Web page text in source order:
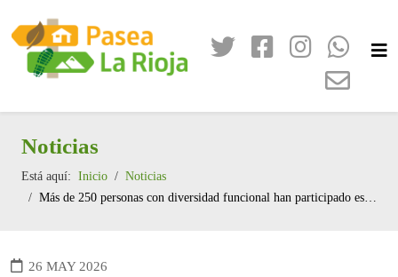
Noticias
Está aquí: Inicio
Noticias
Más de 250 personas con diversidad funcional han participado esta primavera en la segunda edición del programa ‘Naturaleza sin barreras’ en el Parque Natural de la Sierra de Cebollera y en la Reserva Natural de los Sotos de Alfaro
26 MAY 2026